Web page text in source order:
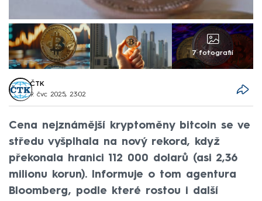
7 fotografií
ČTK
9. čvc 2025, 23:02
Cena nejznámější kryptoměny bitcoin se ve
středu vyšplhala na nový rekord, když
překonala hranici 112 000 dolarů (asi 2,36
milionu korun). Informuje o tom agentura
Bloomberg, podle které rostou i další